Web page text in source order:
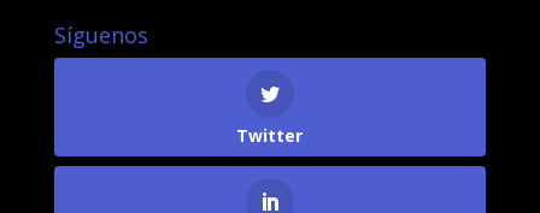
Síguenos
Twitter